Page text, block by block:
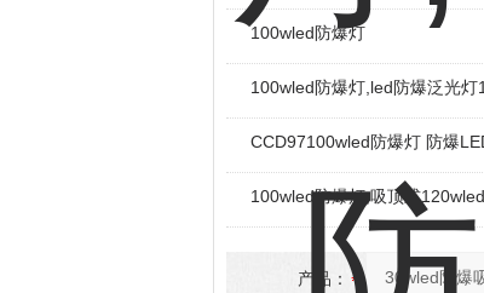
100wled防爆灯
100wled防爆灯,led防爆泛光灯
CCD97100wled防爆灯​ 防爆
100wled防爆灯,吸顶式
产品：